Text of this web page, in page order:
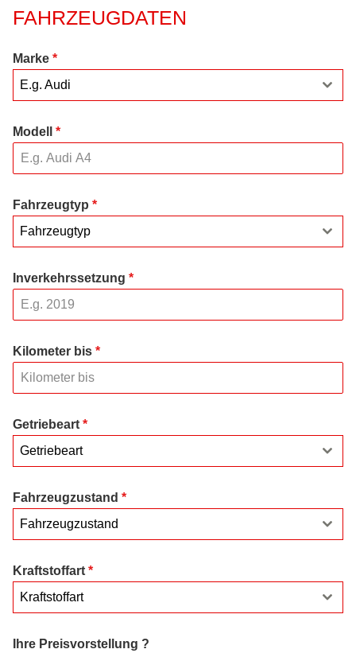
FAHRZEUGDATEN
Marke *
E.g. Audi
Modell *
Fahrzeugtyp *
Fahrzeugtyp
Inverkehrssetzung *
Kilometer bis *
Getriebeart *
Getriebeart
Fahrzeugzustand *
Fahrzeugzustand
Kraftstoffart *
Kraftstoffart
Ihre Preisvorstellung ?